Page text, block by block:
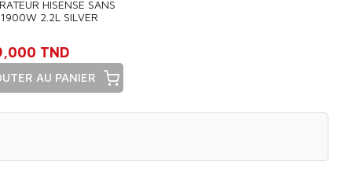
HISENSE SANS
2.2L SILVER
TND
AU PANIER